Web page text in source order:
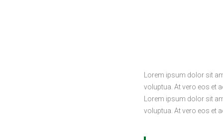
Lorem ipsum dolor sit
voluptua. At vero eos et
Lorem ipsum dolor sit
voluptua. At vero eos et